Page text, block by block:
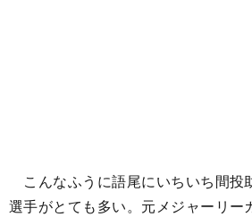
こんなふうに語尾にいちいち間投
選手がとても多い。元メジャーリー